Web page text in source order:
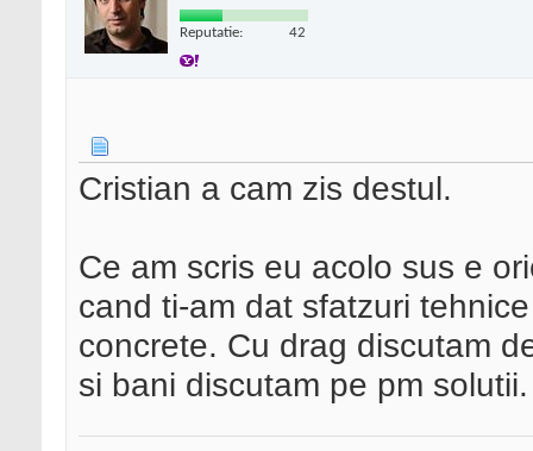
Reputatie: 42
Cristian a cam zis destul.
Ce am scris eu acolo sus e
cand ti-am dat sfatzuri
concrete. Cu drag discutam
si bani discutam pe pm solutii.